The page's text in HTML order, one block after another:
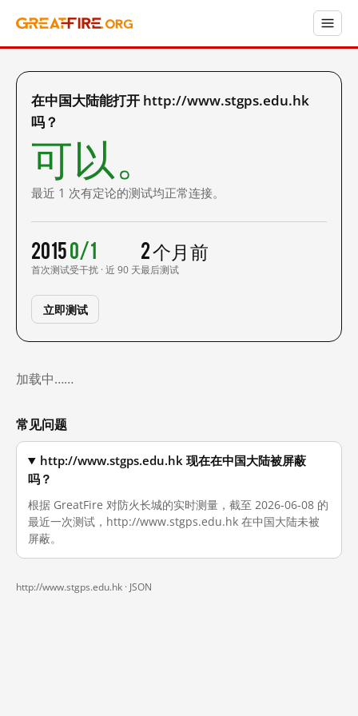
在中国大陆能打开 http://www.stgps.edu.hk
吗？
可以。
最近 1 次有定论的测试均正常连接。
2015
首次测试
0/1
受干扰 · 近 90 天
2 个月前
最后测试
立即测试
加载中……
常见问题
http://www.stgps.edu.hk 现在在中国大陆被屏蔽
吗？
根据 GreatFire 对防火长城的实时测量，截至 2026-06-08 的
最近一次测试，http://www.stgps.edu.hk 在中国大陆未被
屏蔽。
http://www.stgps.edu.hk · JSON